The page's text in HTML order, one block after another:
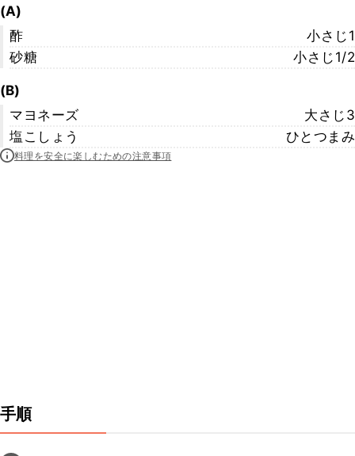
(A)
酢
小さじ1
砂糖
小さじ1/2
(B)
マヨネーズ
大さじ3
塩こしょう
ひとつまみ
料理を安全に楽しむための注意事項
手順